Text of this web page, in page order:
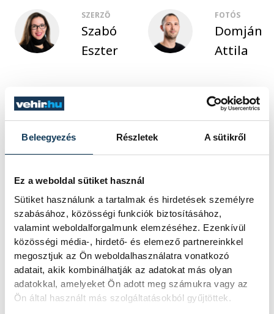
Beleegyezés Részletek A sütikről
Ez a weboldal sütiket használ
Sütiket használunk a tartalmak és hirdetések személyre
szabásához, közösségi funkciók biztosításához,
valamint weboldalforgalmunk elemzéséhez. Ezenkívül
közösségi média-, hirdető- és elemező partnereinkkel
megosztjuk az Ön weboldalhasználatra vonatkozó
adatait, akik kombinálhatják az adatokat más olyan
adatokkal, amelyeket Ön adott meg számukra vagy az
Ön által használt más szolgáltatásokból gyűjtöttek.
SZERZŐ
Szabó
Eszter
FOTÓS
Domján
Attila